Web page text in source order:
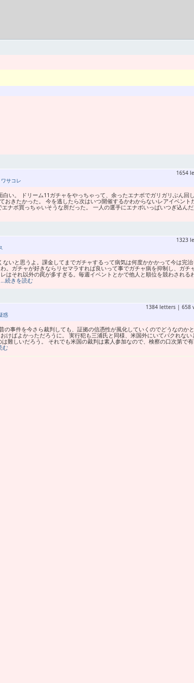
ワサコレ
1654
い。 ドリーム11ガチャをやっちゃって、余ったエナボでガリガリぶん回
おきたかった。 今を逃したら次はいつ開催するかわからないレアイベント
ナボ買っちゃいそうな所だった。 一人の選手にエナボいっぱいつぎ込ん
1323
いと思うよ。課金してまでガチャするって病気は何度かかかって今は完
。ガチャが好きならリセマラすれば良いって事でガチャ病を抑制し、ガチ
はそれ以外の罠が多すぎる。毎週イベントとかで他人と順位を競わされる
…続きを読む
惑
1384 letters | 658
の事件を今さら裁判しても、証拠の信憑性が風化していくのでどうなのか
けばよかっただろうに。 実行犯も三浦氏と同様、米国外にいてパクれな
難しいだろう。 それでも米国の裁判は素人参加なので、検察の口次第で
む